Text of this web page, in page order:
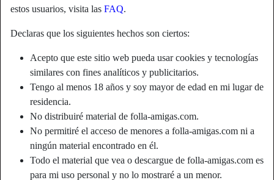
estos usuarios, visita las FAQ.
Declaras que los siguientes hechos son ciertos:
Acepto que este sitio web pueda usar cookies y tecnologías
similares con fines analíticos y publicitarios.
Tengo al menos 18 años y soy mayor de edad en mi lugar de
residencia.
No distribuiré material de folla-amigas.com.
No permitiré el acceso de menores a folla-amigas.com ni a
ningún material encontrado en él.
Todo el material que vea o descargue de folla-amigas.com es
para mi uso personal y no lo mostraré a un menor.
star Agregar
Apodo:
Papito
Edad:
25
País:
España
Provincia:
Género:
Hombre
Relación:
Color de cabello:
Oscuro
Color de ojos:
Marrón